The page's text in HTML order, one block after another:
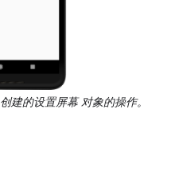
创建的设置屏幕 对象的操作。